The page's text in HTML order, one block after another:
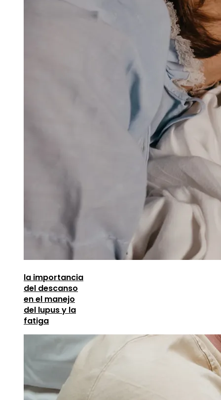
la importancia
del descanso
en el manejo
del lupus y la
fatiga